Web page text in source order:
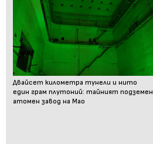
Двайсет километра тунели и нито
един грам плутоний: тайният подземен
атомен завод на Мао